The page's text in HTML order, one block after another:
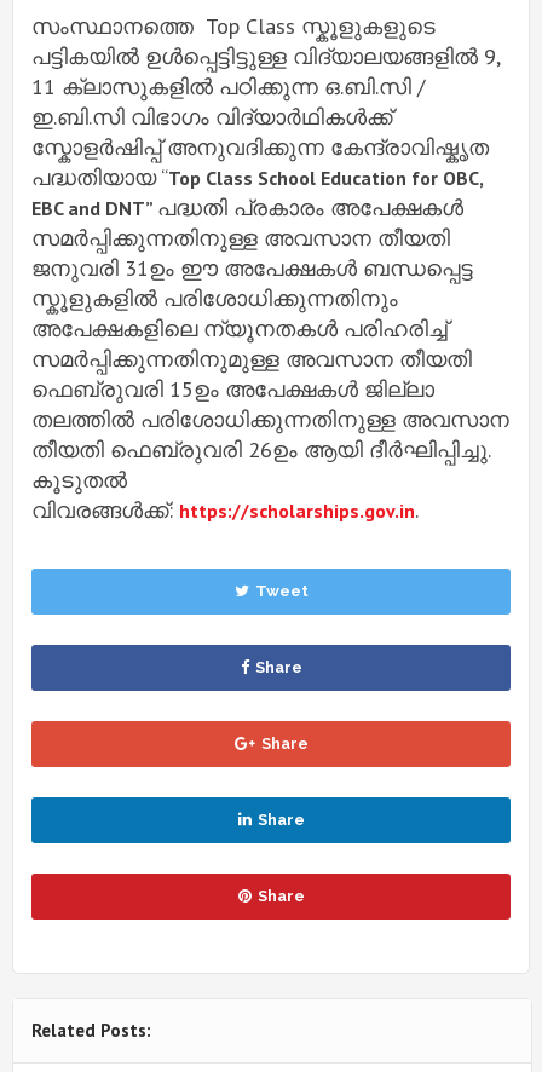
സംസ്ഥാനത്തെ Top Class സ്കൂളുകളുടെ
പട്ടികയിൽ ഉൾപ്പെട്ടിട്ടുള്ള വിദ്യാലയങ്ങളിൽ 9,
11 ക്ലാസുകളിൽ പഠിക്കുന്ന ഒ.ബി.സി /
ഇ.ബി.സി വിഭാഗം വിദ്യാർഥികൾക്ക്
സ്കോളർഷിപ്പ് അനുവദിക്കുന്ന കേന്ദ്രാവിഷ്കൃത
പദ്ധതിയായ “Top Class School Education for OBC,
EBC and DNT” പദ്ധതി പ്രകാരം അപേക്ഷകൾ
സമർപ്പിക്കുന്നതിനുള്ള അവസാന തീയതി
ജനുവരി 31ഉം ഈ അപേക്ഷകൾ ബന്ധപ്പെട്ട
സ്കൂളുകളിൽ പരിശോധിക്കുന്നതിനും
അപേക്ഷകളിലെ ന്യൂനതകൾ പരിഹരിച്ച്
സമർപ്പിക്കുന്നതിനുമുള്ള അവസാന തീയതി
ഫെബ്രുവരി 15ഉം അപേക്ഷകൾ ജില്ലാ
തലത്തിൽ പരിശോധിക്കുന്നതിനുള്ള അവസാന
തീയതി ഫെബ്രുവരി 26ഉം ആയി ദീർഘിപ്പിച്ചു.
കൂടുതൽ
വിവരങ്ങൾക്ക്: https://scholarships.gov.in.
Tweet
Share
Share
Share
Share
Related Posts: